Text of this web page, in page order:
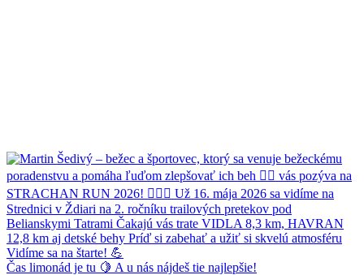
Čas limonád je tu 🍋 A u nás nájdeš tie najlepšie!